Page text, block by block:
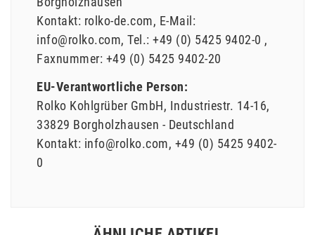
Kontakt: rolko-de.com E-Mail:
info@rolko.com Tel.: +49 (0) 5425 9402-0
Faxnummer: +49 (0) 5425 9402-20
EU-Verantwortliche Person:
Rolko Kohlgrüber GmbH Industriestr. 14-16
33829 Borgholzhausen
Deutschland
Kontakt: info@rolko.com +49 (0) 5425 9402-
0